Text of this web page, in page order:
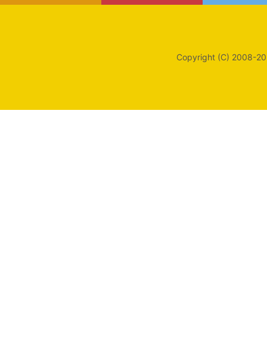
Copyright (C) 2008-